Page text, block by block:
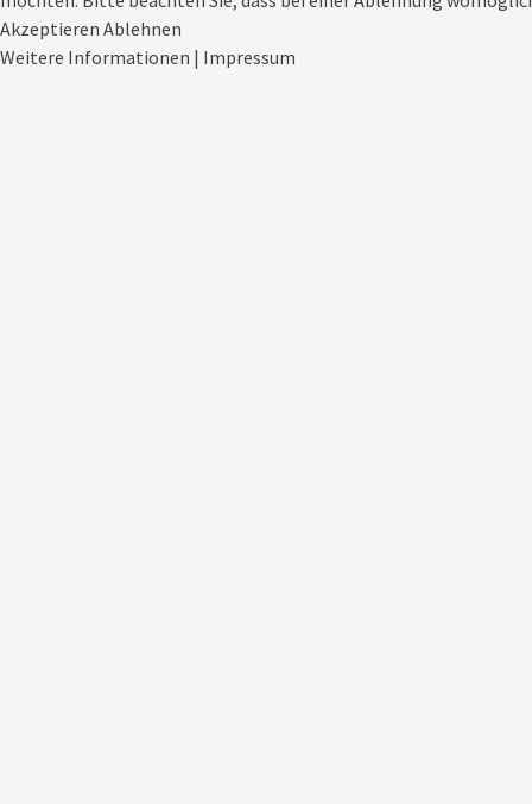
Akzeptieren Ablehnen
Weitere Informationen | Impressum